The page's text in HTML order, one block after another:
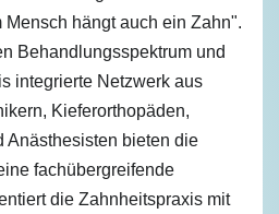
hängt auch ein Zahn".
Behandlungsspektrum und
integrierte Netzwerk aus
Kieferorthopäden,
Anästhesisten bieten die
fachübergreifende
die Zahnheitspraxis mit